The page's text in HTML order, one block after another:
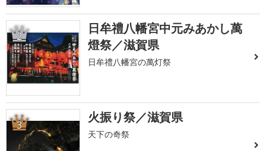
2
日牟禮八幡宮中元みあかし萬
燈祭／滋賀県
日牟禮八幡宮の萬灯祭
3 火振り祭／滋賀県
天下の奇祭